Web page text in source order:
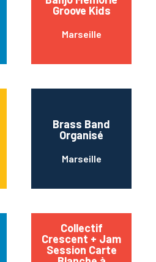
Groove Kids
Marseille
Brass Band
Organisé
Marseille
Collectif
Crescent + Jam
Session Carte